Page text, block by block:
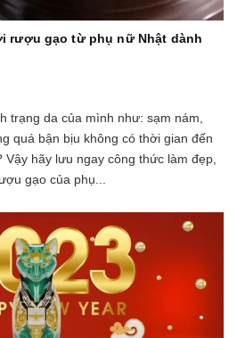
rượu gạo từ phụ nữ Nhật dành
trạng da của mình như: sạm nám,
quá bận bịu không có thời gian đến
Vậy hãy lưu ngay công thức làm đẹp,
gạo của phụ...